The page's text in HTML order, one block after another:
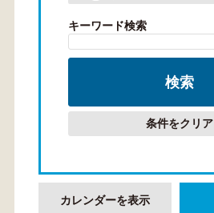
キーワード検索
条件をクリア
カレンダーを表示